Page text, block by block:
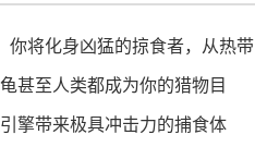
你将化身凶猛的掠食者，从热带
甚至人类都成为你的猎物目
擎带来极具冲击力的捕食体